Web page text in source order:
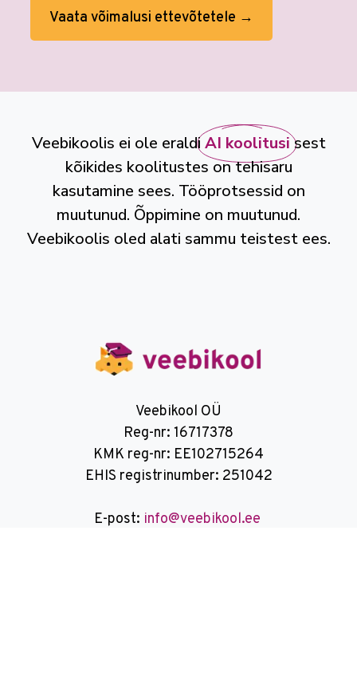
Vaata võimalusi ettevõtetele →
Veebikoolis ei ole eraldiAI koolitusi sest
kõikides koolitustes on tehisaru
kasutamine sees. Tööprotsessid on
muutunud. Õppimine on muutunud.
Veebikoolis oled alati sammu teistest ees.
Veebikool OÜ
Reg-nr: 16717378
KMK reg-nr: EE102715264
EHIS registrinumber: 251042
E-post: info@veebikool.ee